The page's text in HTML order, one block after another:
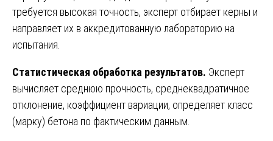
требуется высокая точность, эксперт отбирает керны и
направляет их в аккредитованную лабораторию на
испытания.
Статистическая обработка результатов. Эксперт
вычисляет среднюю прочность, среднеквадратичное
отклонение, коэффициент вариации, определяет класс
(марку) бетона по фактическим данным.